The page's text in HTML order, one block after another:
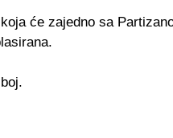
će zajedno sa